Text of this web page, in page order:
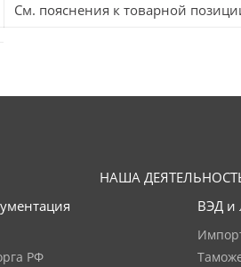
См. пояснения к товарной
НАША
РФ
ВЭД и